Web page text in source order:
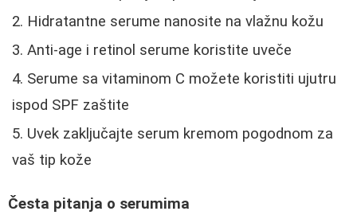
Hidratantne serume nanosite na vlažnu kožu
Anti-age i retinol serume koristite uveče
Serume sa vitaminom C možete koristiti ujutru
ispod SPF zaštite
Uvek zaključajte serum kremom pogodnom za
vaš tip kože
Česta pitanja o serumima